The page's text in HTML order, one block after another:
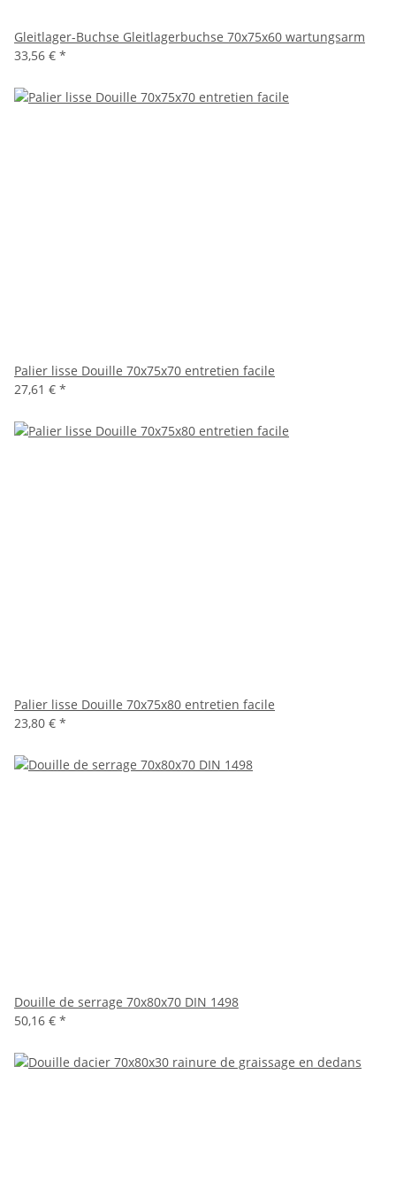
Gleitlager-Buchse Gleitlagerbuchse 70x75x60 wartungsarm
33,56 € *
Palier lisse Douille 70x75x70 entretien facile
27,61 € *
Palier lisse Douille 70x75x80 entretien facile
23,80 € *
Douille de serrage 70x80x70 DIN 1498
50,16 € *